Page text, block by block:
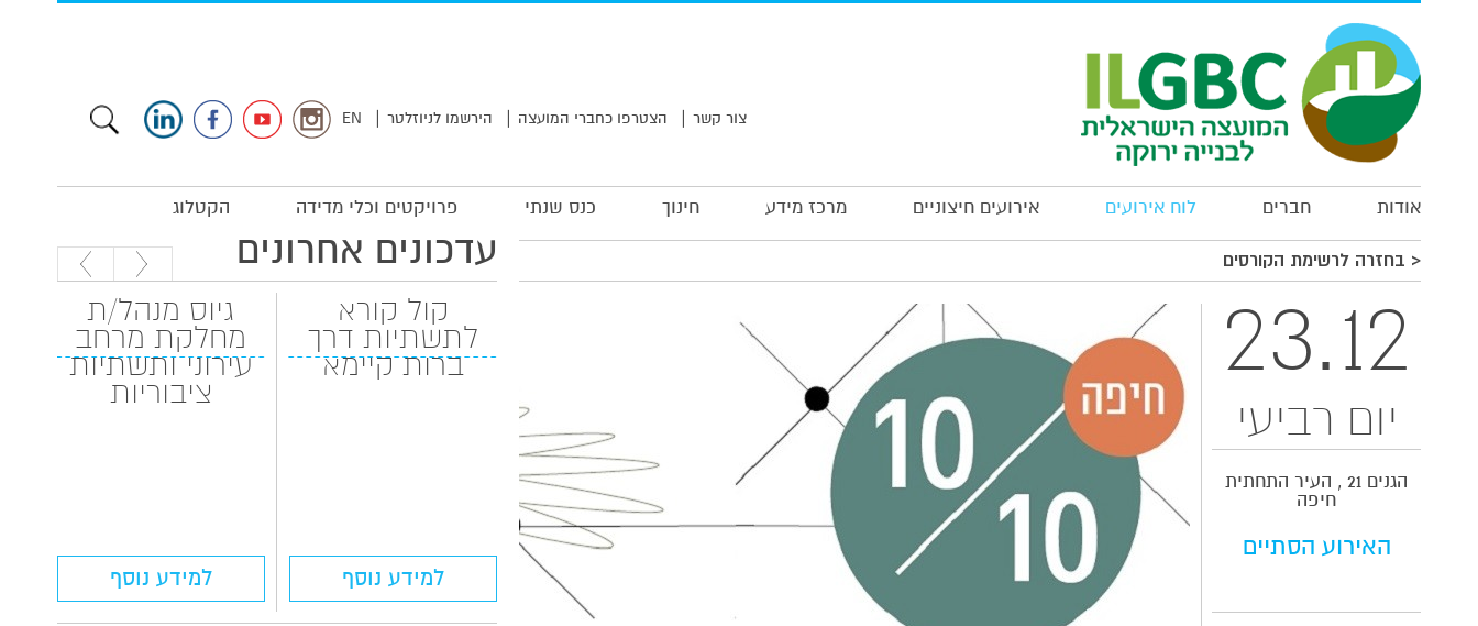
EN | הירשמו לניוזלטר | הצטרפו כחברי המועצה | צור קשר
אודות חברים לוח אירועים אירועים חיצוניים מרכז מידע חינוך כנס שנתי פרויקטים וכלי מדידה הקטלוג
< בחזרה לרשימת הקורסים
23.12
יום רביעי
הגנים 21 , העיר התחתית
חיפה
האירוע הסתיים
עדכונים אחרונים
קול קורא
לתשתיות דרך
ברות קיימא
למידע נוסף
גיוס מנהל/ת
מחלקת מרחב
עירוני ותשתיות
ציבוריות
למידע נוסף
מלאו את הפרטים הבאים על מנת להרשם
*
בחרו סוג כרטיס
רגיל
מחיר: 50
חבר מועצה/
עמית
מחיר: 40
* מילוי שדות חובה
המשך לתשלום
*
*